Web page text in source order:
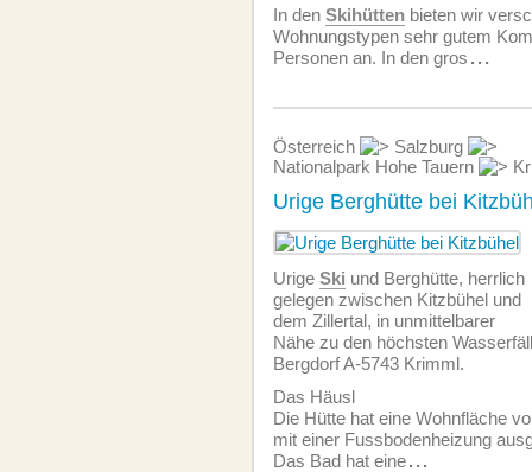
In den Skihütten bieten wir
Wohnungstypen sehr gutem
Personen an. In den gros ...
Österreich
Salzburg
Nationalpark Hohe Tauern
Urige Berghütte bei
Urige Ski und Berghütte, herrlich
gelegen zwischen Kitzbühel und
dem Zillertal, in unmittelbarer
Nähe zu den höchsten
Bergdorf A-5743 Krimml.
Das Häusl
Die Hütte hat eine Wohnfläche
mit einer Fussbodenheizung
Das Bad hat eine...